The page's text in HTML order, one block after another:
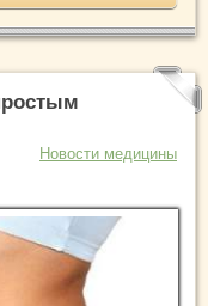
Новости медицины